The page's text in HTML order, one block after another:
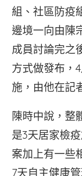
組、社區防疫
邊境一向由陳
成員討論完之
方式做發布，
施，由他在記
陳時中說，整
是3天居家檢
案加上有一些
7天自主健康